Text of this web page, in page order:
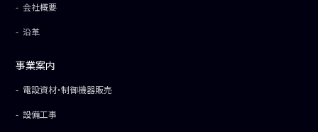
会社概要
沿革
事業案内
電設資材・制御機器販売
設備工事